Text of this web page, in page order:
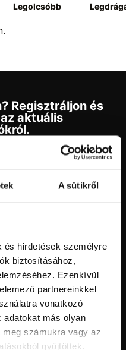
A sütikről
és hirdetések személyre
biztosításához,
Ezenkívül
partnereinkkel
vonatkozó
adatokat más olyan
számukra vagy az
gyűjtöttek.
Legolcsóbb
Regisztráljon és
aktuális
Feliratkozás
üzleti